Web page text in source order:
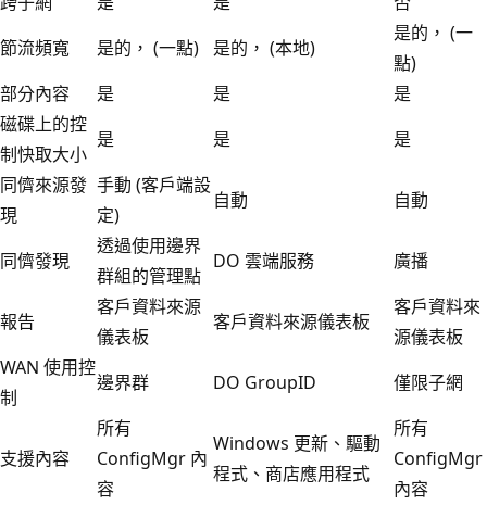
節流頻寬
是的， (一點) 是的， (本地)
是的， (一
點)
部分內容
是 是
是
磁碟上的控
制快取大小
是 是
是
同儕來源發
現
手動 (客戶端設
定)
自動 自動
同儕發現
透過使用邊界
群組的管理點
DO 雲端服務 廣播
報告
客戶資料來源
儀表板
客戶資料來源儀表板
客戶資料來
源儀表板
WAN 使用控
制
邊界群 DO GroupID 僅限子網
支援內容
所有
ConfigMgr 內
容
Windows 更新、驅動
程式、商店應用程式
所有
ConfigMgr
內容